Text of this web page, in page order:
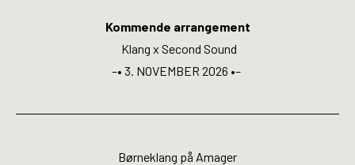
Open Calls
Kommende arrangement
Klang x Second Sound
–• 3. NOVEMBER 2026 •–
Børneklang på Amager